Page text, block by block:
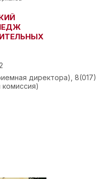
директора), 8(017)
комиссия)